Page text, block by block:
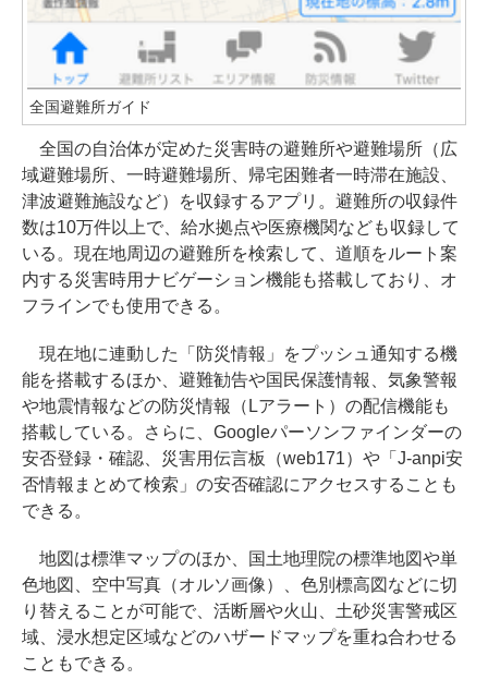
全国避難所ガイド
全国の自治体が定めた災害時の避難所や避難場所（広
域避難場所、一時避難場所、帰宅困難者一時滞在施設、
津波避難施設など）を収録するアプリ。避難所の収録件
数は10万件以上で、給水拠点や医療機関なども収録して
いる。現在地周辺の避難所を検索して、道順をルート案
内する災害時用ナビゲーション機能も搭載しており、オ
フラインでも使用できる。
現在地に連動した「防災情報」をプッシュ通知する機
能を搭載するほか、避難勧告や国民保護情報、気象警報
や地震情報などの防災情報（Lアラート）の配信機能も
搭載している。さらに、Googleパーソンファインダーの
安否登録・確認、災害用伝言板（web171）や「J-anpi安
否情報まとめて検索」の安否確認にアクセスすることも
できる。
地図は標準マップのほか、国土地理院の標準地図や単
色地図、空中写真（オルソ画像）、色別標高図などに切
り替えることが可能で、活断層や火山、土砂災害警戒区
域、浸水想定区域などのハザードマップを重ね合わせる
こともできる。